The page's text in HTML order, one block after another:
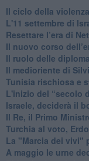
Il ciclo della
L'11 settembre di
Resettare l’era di
​Il nuovo corso
Il ruolo delle
Il medioriente di
Tunisia rischiosa e
L'inizio del “secolo
Israele, deciderà il
Il Re, il Primo
Turchia al voto,
La "Marcia dei vivi"
A maggio le urne